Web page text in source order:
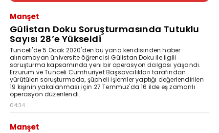
Manşet
Gülistan Doku Soruşturmasında Tutuklu
Sayısı 28’e Yükseldi
Tunceli'de 5 Ocak 2020'den bu yana kendisinden haber
alınamayan üniversite öğrencisi Gülistan Doku ile ilgili
soruşturma kapsamında yeni bir operasyon dalgası yaşandı.
Erzurum ve Tunceli Cumhuriyet Başsavcılıkları tarafından
yürütülen soruşturmada, şüpheli işlemler yaptığı değerlendirilen
19 kişinin yakalanması için 27 Temmuz'da 16 ilde eş zamanlı
operasyon düzenlendi.
04:34
Manşet